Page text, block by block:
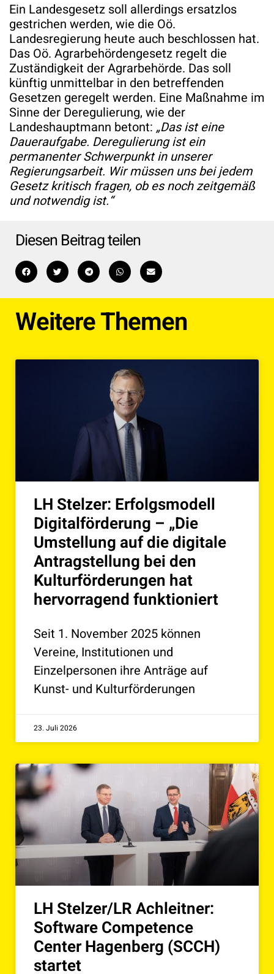
Ein Landesgesetz soll allerdings ersatzlos
gestrichen werden, wie die Oö.
Landesregierung heute auch beschlossen hat.
Das Oö. Agrarbehördengesetz regelt die
Zuständigkeit der Agrarbehörde. Das soll
künftig unmittelbar in den betreffenden
Gesetzen geregelt werden. Eine Maßnahme im
Sinne der Deregulierung, wie der
Landeshauptmann betont: „Das ist eine
Daueraufgabe. Deregulierung ist ein
permanenterSchwerpunkt in unserer
Regierungsarbeit. Wir müssen uns bei jedem
Gesetz kritisch fragen, ob es noch zeitgemäß
und notwendig ist.“
Diesen Beitrag teilen
Weitere Themen
LH Stelzer: Erfolgsmodell
Digitalförderung – „Die
Umstellung auf die digitale
Antragstellung bei den
Kulturförderungen hat
hervorragend funktioniert
Seit 1. November 2025 können
Vereine, Institutionen und
Einzelpersonen ihre Anträge auf
Kunst- und Kulturförderungen
23. Juli 2026
LH Stelzer/LR Achleitner:
Software Competence
Center Hagenberg (SCCH)
startet